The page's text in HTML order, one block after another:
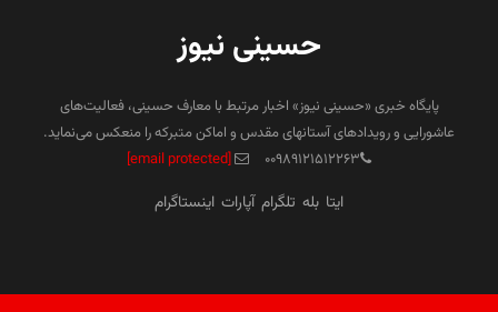
حسینی نیوز
پایگاه خبری «حسینی نیوز» اخبار مرتبط با معارف حسینی، فعالیت‌های
عاشورایی و رویدادهای آستانهای مقدس و اماکن متبرکه را منعکس می‌نماید.
۰۰۹۸۹۱۲۱۵۱۲۲۶۳
[email protected]
ایتا بله تلگرام آپارات اینستاگرام